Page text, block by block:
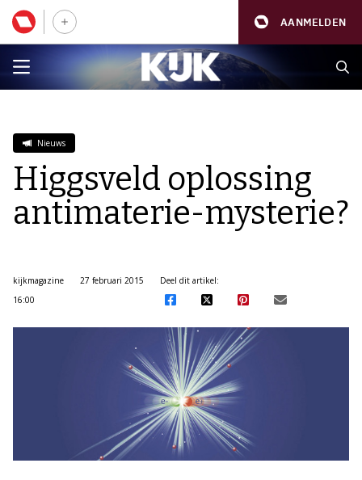
AANMELDEN
Nieuws
Higgsveld oplossing
antimaterie-mysterie?
kijkmagazine
27 februari 2015
16:00
Deel dit artikel: